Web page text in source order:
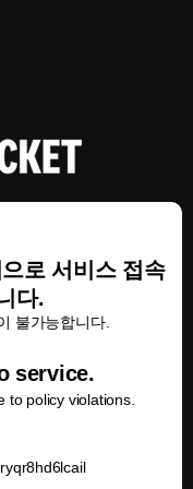
로 서비스 접속
다.
불가능합니다.
service.
to policy violations.